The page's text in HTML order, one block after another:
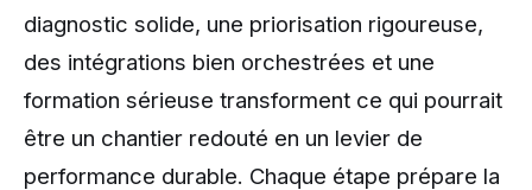
diagnostic solide, une priorisation rigoureuse,
des intégrations bien orchestrées et une
formation sérieuse transforment ce qui pourrait
être un chantier redouté en un levier de
performance durable. Chaque étape prépare la